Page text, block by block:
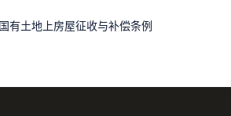
· 国有土地上房屋征收与补偿条例